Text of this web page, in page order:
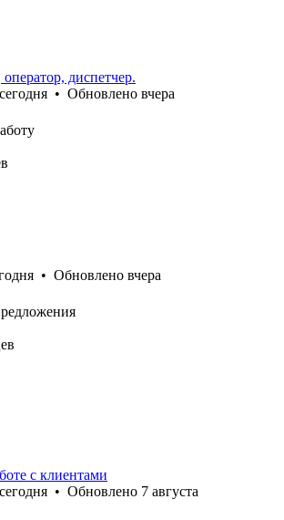
диспетчер.
сегодня • Обновлено вчера
• Обновлено вчера
с клиентами
сегодня • Обновлено 7 августа